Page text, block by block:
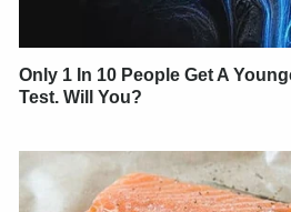
Only 1 In 10 People Get A
Test. Will You?